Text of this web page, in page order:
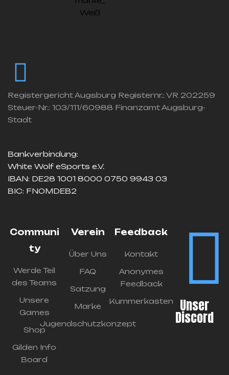
Registergericht Augsburg Registernr.: VR 202259
Steuer-Nr.: 103/111/60988 Finanzamt Augsburg-
Stadt
Bankverbindung:
White Wolf eSports e.V.
IBAN: DE28 1001 8000 0750 9943 03
BIC: FNOMDEB2
Communi
ty
Werde Teil
des Teams
Unsere
Games
Shop
Gilden Info
Board
Verein
Über Uns
FAQ
Satzung
Marke
Jugendschutzkonzept
Feedback
Kontakt
Anonymes
Feedback
Kummerkasten
Unser
Discord